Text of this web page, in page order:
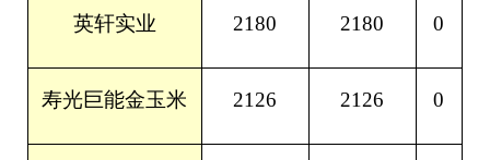
英轩实业 2180 2180 0
寿光巨能金玉米 2126 2126 0